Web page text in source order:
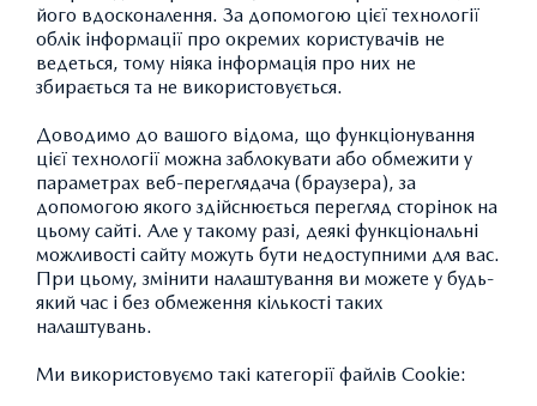
ПОВЕРНУТИСЯ ДО КАТАЛОГУ АКСЕСУАРІВ
його вдосконалення. За допомогою цієї технології
облік інформації про окремих користувачів не
ведеться, тому ніяка інформація про них не
збирається та не використовується.
Доводимо до вашого відома, що функціонування
цієї технології можна заблокувати або обмежити у
параметрах веб-переглядача (браузера), за
допомогою якого здійснюється перегляд сторінок на
цьому сайті. Але у такому разі, деякі функціональні
можливості сайту можуть бути недоступними для вас.
При цьому, змінити налаштування ви можете у будь-
який час і без обмеження кількості таких
налаштувань.
Ми використовуємо такі категорії файлів Cookie: